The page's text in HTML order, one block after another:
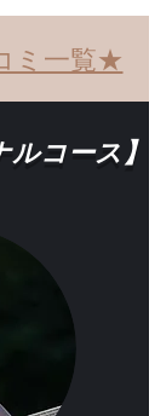
ミ一覧★
ルコース】